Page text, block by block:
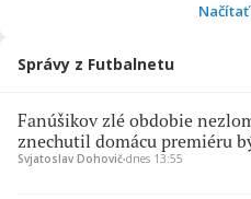
Správy z Futbalnetu
Fanúšikov zlé obdobie
znechutil domácu premiéru
Svjatoslav Dohovič∙dnes 13:55